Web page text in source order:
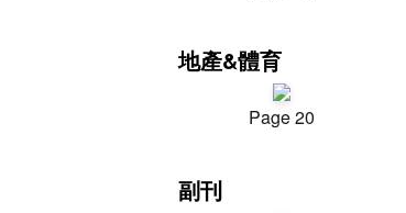
地產&體育
Page 20
副刊